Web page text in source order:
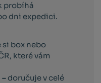
probíhá
dni expedici.
si box nebo
které vám
doručuje v celé